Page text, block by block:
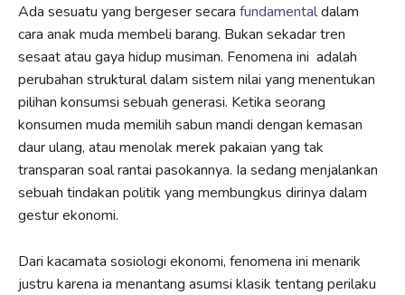
Ada sesuatu yang bergeser secara fundamentaldalam
cara anak muda membeli barang. Bukan sekadar tren
sesaat atau gaya hidup musiman. Fenomena ini adalah
perubahan struktural dalam sistem nilai yang menentukan
pilihan konsumsi sebuah generasi. Ketika seorang
konsumen muda memilih sabun mandi dengan kemasan
daur ulang, atau menolak merek pakaian yang tak
transparan soal rantai pasokannya. Ia sedang menjalankan
sebuah tindakan politik yang membungkus dirinya dalam
gestur ekonomi.
Dari kacamata sosiologi ekonomi, fenomena ini menarik
justru karena ia menantang asumsi klasik tentang perilaku